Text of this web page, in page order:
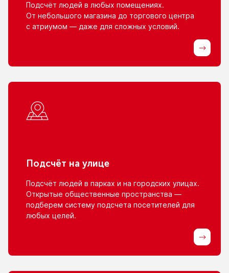
Подсчёт людей в любых помещениях.
От небольшого магазина до торгового центра
с атриумом — даже для сложных условий.
Подсчёт на улице
Подсчёт людей в парках и на городских улицах.
Открытые общественные пространства —
подберем систему подсчета посетителей для
любых целей.